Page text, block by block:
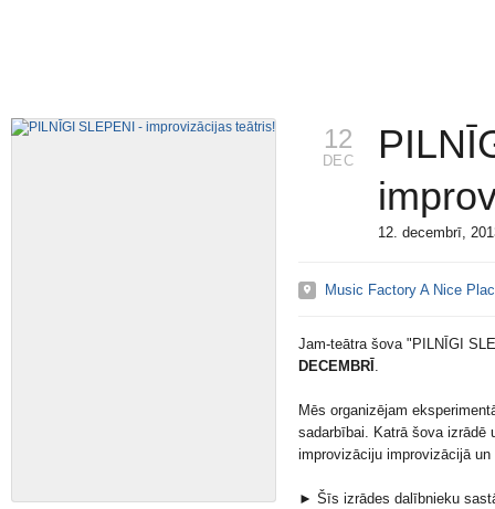
12
DEC
12. decembrī,
Music Factory A Nice
Jam-teātra šova "PILNĪGI
DECEMBRĪ .
Mēs organizējam
sadarbībai. Katrā šova
improvizāciju improvizācijā
► Šīs izrādes dalībnieku